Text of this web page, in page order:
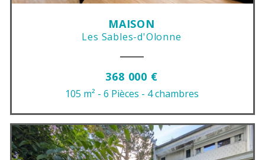
MAISON
Les Sables-d'Olonne
368 000 €
105 m² - 6 Pièces - 4 chambres